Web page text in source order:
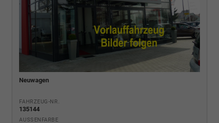
Neuwagen
FAHRZEUG-NR.
135144
AUSSENFARBE